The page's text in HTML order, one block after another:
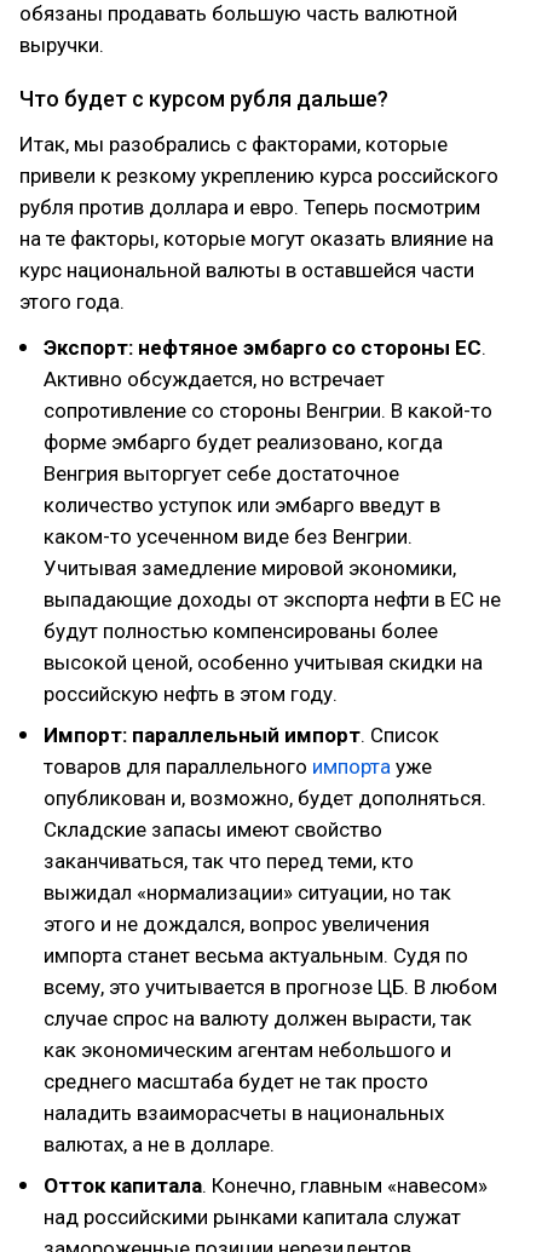
обязаны продавать большую часть валютной
выручки.
Что будет с курсом рубля дальше?
Итак, мы разобрались с факторами, которые
привели к резкому укреплению курса российского
рубля против доллара и евро. Теперь посмотрим
на те факторы, которые могут оказать влияние на
курс национальной валюты в оставшейся части
этого года.
Экспорт: нефтяное эмбарго со стороны ЕС.
Активно обсуждается, но встречает
сопротивление со стороны Венгрии. В какой-то
форме эмбарго будет реализовано, когда
Венгрия выторгует себе достаточное
количество уступок или эмбарго введут в
каком-то усеченном виде без Венгрии.
Учитывая замедление мировой экономики,
выпадающие доходы от экспорта нефти в ЕС не
будут полностью компенсированы более
высокой ценой, особенно учитывая скидки на
российскую нефть в этом году.
Импорт: параллельный импорт. Список
товаров для параллельного импорта уже
опубликован и, возможно, будет дополняться.
Складские запасы имеют свойство
заканчиваться, так что перед теми, кто
выжидал «нормализации» ситуации, но так
этого и не дождался, вопрос увеличения
импорта станет весьма актуальным. Судя по
всему, это учитывается в прогнозе ЦБ. В любом
случае спрос на валюту должен вырасти, так
как экономическим агентам небольшого и
среднего масштаба будет не так просто
наладить взаиморасчеты в национальных
валютах, а не в долларе.
Отток капитала. Конечно, главным «навесом»
над российскими рынками капитала служат